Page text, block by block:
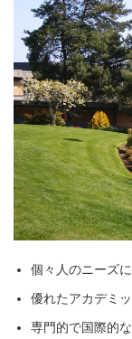
個々人のニーズ
優れたアカデミ
専門的で国際的